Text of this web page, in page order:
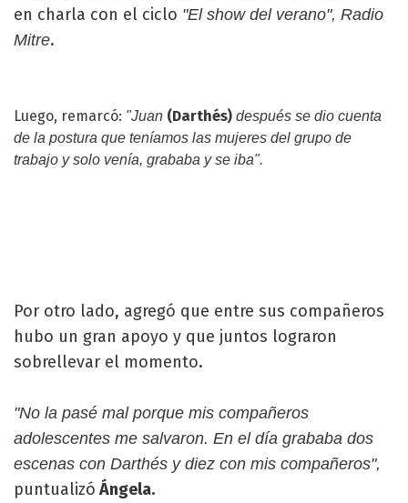
en charla con el ciclo "El show del verano", Radio
Mitre.
Luego, remarcó: "Juan (Darthés) después se dio cuenta
de la postura que teníamos las mujeres del grupo de
trabajo y solo venía, grababa y se iba".
Por otro lado, agregó que entre sus compañeros
hubo un gran apoyo y que juntos lograron
sobrellevar el momento.
"No la pasé mal porque mis compañeros
adolescentes me salvaron. En el día grababa dos
escenas con Darthés y diez con mis compañeros",
puntualizó Ángela.